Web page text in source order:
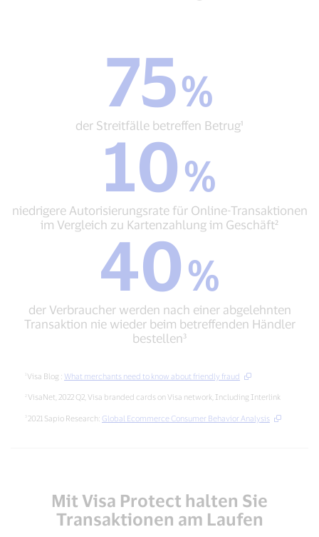
75
%
der
Streitfälle
betreffen
Betrug¹
75%
der Streitfälle betreffen Betrug¹
10
%
niedrigere
Autorisierungsrate
für
Online-
Transaktionen
im
Vergleich
zu
Kartenzahlung
Geschäft²
10%
niedrigere Autorisierungsrate für Online-Transaktionen
im Vergleich zu Kartenzahlung im Geschäft²
40
der
Verbraucher
werden
nach
einer
abgelehnten
nie
beim
betreffenden
40%
der Verbraucher werden nach einer abgelehnten
Transaktion nie wieder beim betreffenden Händler
bestellen³
Visa Blog : What merchants need to know about friendly fraud
VisaNet, 2022 Q2, Visa branded cards on Visa network, Including Interlink
2021 Sapio Research: Global Ecommerce Consumer Behavior Analysis
Mit Visa Protect halten Sie
Transaktionen am Laufen